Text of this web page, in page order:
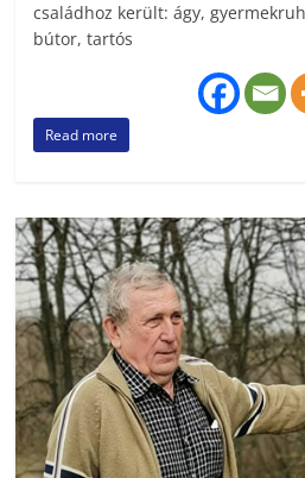
családhoz került: ágy,
bútor, tartós
Read more